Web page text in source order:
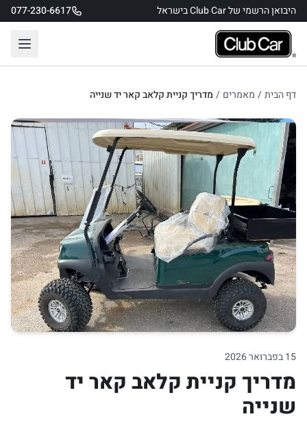
היבואן הרשמי של Club Car בישראל 077-230-6617
דף הבית/ מאמרים / מדריך קניית קלאב קאר יד שנייה
15 בפברואר 2026
מדריך קניית קלאב קאר יד
שנייה